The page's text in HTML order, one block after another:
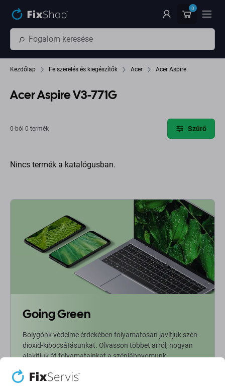
0
Kezdőlap Felszerelés és kiegészítők Acer Acer Aspire
Acer Aspire V3-771G
0-ból 0 termék Szűrő
Nincs termék a katalógusban.
Going Green
Bolygónk védelme érdekében folyamatosan javítjuk szén-
dioxid-kibocsátásunkat. Olvasson többet arról, hogyan
alakítjuk át folyamatainkat a szénlábnyomunk